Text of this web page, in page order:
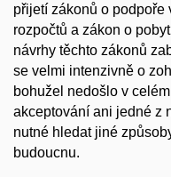
přijetí zákonů o podpoře
rozpočtů a zákon o
návrhy těchto zákonů
se velmi intenzivně o
bohužel nedošlo v
akceptování ani jedné z
nutné hledat jiné
budoucnu.